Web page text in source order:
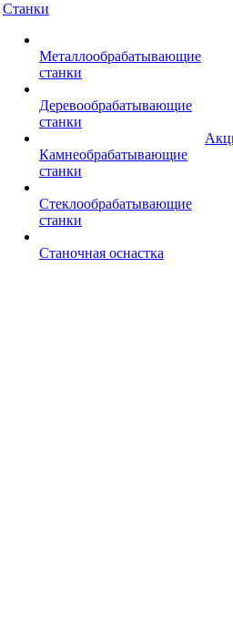
Станки
Металлообрабатывающие
станки
Деревообрабатывающие
станки
Камнеобрабатывающие
станки
Стеклообрабатывающие
станки
Станочная оснастка